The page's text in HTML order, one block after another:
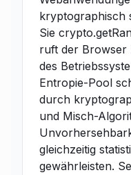
kryptographisch
Sie
ruft der Browser
des
Entropie-Pool
durch
und Misch-
gleichzeitig
gewährleisten.